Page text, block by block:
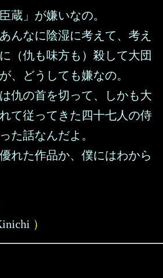
蔵」が嫌いなの。
んなに陰湿に考えて、考え
（仇も味方も）殺して大団
、どうしても嫌なの。
仇の首を切って、しかも大
て従ってきた四十七人の侍
た話なんだよ。
れた作品か、僕にはわから
）